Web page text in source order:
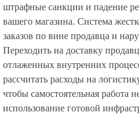
штрафные санкции и падение
вашего магазина. Система
заказов по вине продавца и
Переходить на доставку
отлаженных внутренних
рассчитать расходы на
чтобы самостоятельная работа
использование готовой